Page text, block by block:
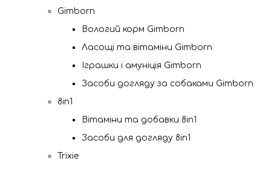
Gimborn
Вологий корм Gimborn
Ласощі та вітаміни Gimborn
Іграшки і амуніція Gimborn
Засоби догляду за собаками Gimborn
8in1
Вітаміни та добавки 8in1
Засоби для догляду 8in1
Trixie